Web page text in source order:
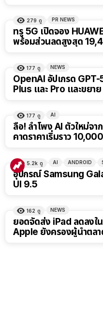
279 ดู PR NEWS
ทรู 5G เปิดจอง
พร้อมส่วนลดสูงสุด
177 ดู NEWS
OpenAI อัปเกรด GPT-
Plus และ Pro และขยา
177 ดู AI
ลือ! ลำโพง AI ตัวใหม่จ
คาดราคาเริ่มราว
5.2k ดู AI ANDROID
อุปกรณ์ Samsung
UI 9.5
162 ดู NEWS
ยอดจัดส่ง iPad ลดลงใ
Apple ยังครองผู้นำตล